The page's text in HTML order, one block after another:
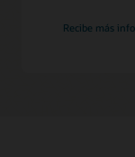
Recibe más
Enterprise